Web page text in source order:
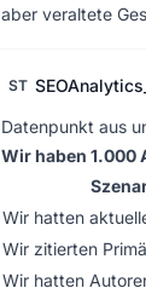
aber veraltete
ST
Datenpunkt aus
Wir haben 1.000
Wir hatten
Wir zitierten
Wir hatten